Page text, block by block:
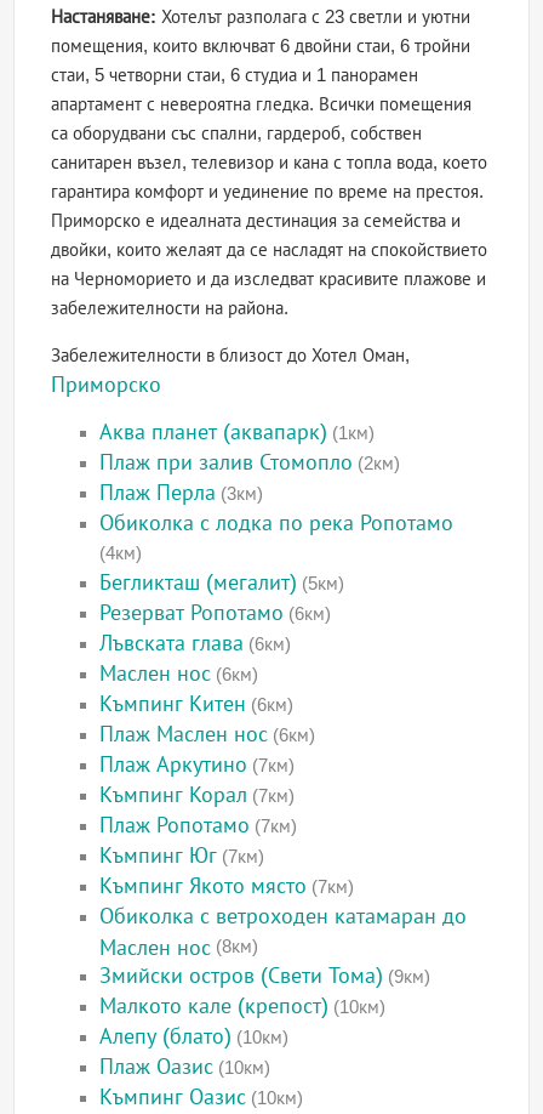
Настаняване: Хотелът разполага с 23 светли и уютни
помещения, които включват 6 двойни стаи, 6 тройни
стаи, 5 четворни стаи, 6 студиа и 1 панорамен
апартамент с невероятна гледка. Всички помещения
са оборудвани със спални, гардероб, собствен
санитарен възел, телевизор и кана с топла вода, което
гарантира комфорт и уединение по време на престоя.
Приморско е идеалната дестинация за семейства и
двойки, които желаят да се насладят на спокойствието
на Черноморието и да изследват красивите плажове и
забележителности на района.
Забележителности в близост до Хотел Оман,
Приморско
Аква планет (аквапарк) (1км)
Плаж при залив Стомопло (2км)
Плаж Перла (3км)
Обиколка с лодка по река Ропотамо
(4км)
Бегликташ (мегалит) (5км)
Резерват Ропотамо (6км)
Лъвската глава (6км)
Маслен нос (6км)
Къмпинг Китен (6км)
Плаж Маслен нос (6км)
Плаж Аркутино (7км)
Къмпинг Корал (7км)
Плаж Ропотамо (7км)
Къмпинг Юг (7км)
Къмпинг Якото място (7км)
Обиколка с ветроходен катамаран до
Маслен нос (8км)
Змийски остров (Свети Тома) (9км)
Малкото кале (крепост) (10км)
Алепу (блато) (10км)
Плаж Оазис (10км)
Къмпинг Оазис (10км)